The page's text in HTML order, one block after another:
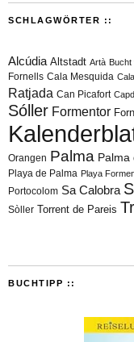
SCHLAGWÖRTER ::
Alcúdia Altstadt Artà Bucht
Fornells Cala Mesquida
Ratjada Can Picafort
Sóller Formentor
Orangen Palma Palma
Playa de Palma Playa
Portocolom Sa Calobra
Sòller Torrent de Pareis
BUCHTIPP ::